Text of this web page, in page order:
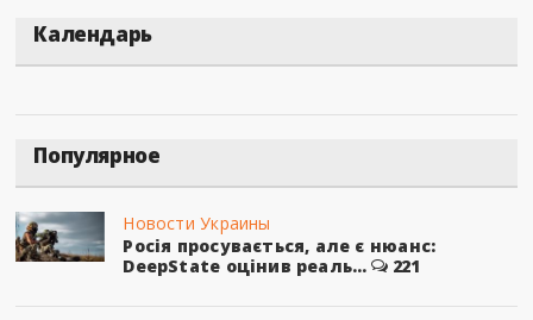
Календарь
Популярное
Новости Украины
Росія просувається, але є нюанс:
DeepState оцінив реаль...
221